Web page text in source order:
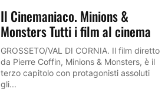
Il Cinemaniaco. Minions &
Monsters Tutti i film al cinema
GROSSETO/VAL DI CORNIA. Il film diretto
da Pierre Coffin, Minions & Monsters, è il
terzo capitolo con protagonisti assoluti
gli...